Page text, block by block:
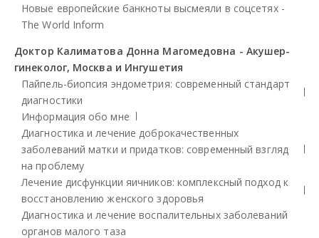
Новые европейские банкноты высмеяли в соцсетях -
The World Inform
Доктор Калиматова Донна Магомедовна - Акушер-
гинеколог, Москва и Ингушетия
Пайпель-биопсия эндометрия: современный стандарт
диагностики
Информация обо мне
Диагностика и лечение доброкачественных
заболеваний матки и придатков: современный взгляд
на проблему
Лечение дисфункции яичников: комплексный подход к
восстановлению женского здоровья
Диагностика и лечение воспалительных заболеваний
органов малого таза